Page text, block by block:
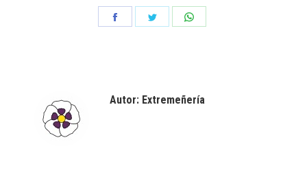
Autor: Extremeñería